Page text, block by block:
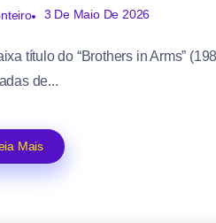
3 De Maio De 2026
título do “Brothers in Arms”
de...
Mais